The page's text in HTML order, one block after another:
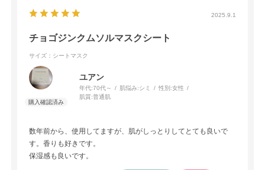
2025.9.1
チョゴジンクムソルマスクシート
サイズ：シートマスク
ユアン
年代:70代～ 肌悩み:シミ 性別:女性
肌質:普通肌
数年前から、使用してますが、肌がしっとりしてとても良いで
す。香りも好きです。
保湿感も良いです。